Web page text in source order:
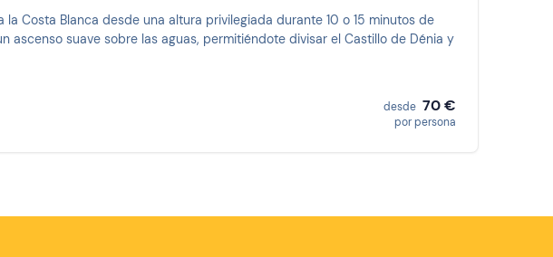
Costa Blanca desde una altura privilegiada durante 10 o 15 minutos de
ascenso suave sobre las aguas, permitiéndote divisar el Castillo de Dénia y
desde 70 €
por persona